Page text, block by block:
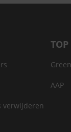
verwijderen
TOP
AAP